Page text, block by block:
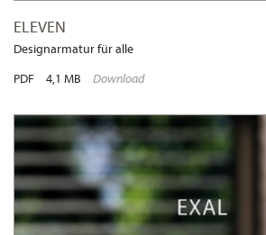
ELEVEN
Designarmatur für alle
PDF
4,1 MB Download